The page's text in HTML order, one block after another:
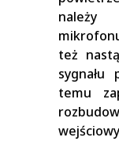
należy
też
sygnału
temu